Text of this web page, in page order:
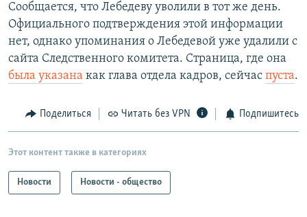
Сообщается, что Лебедеву уволили в тот же день.
Официального подтверждения этой информации
нет, однако упоминания о Лебедевой уже удалили с
сайта Следственного комитета. Страница, где она
была указана как глава отдела кадров, сейчас пуста.
Поделиться Читать без VPN Подпишитесь
Этот контент также в категориях
Новости Новости - общество